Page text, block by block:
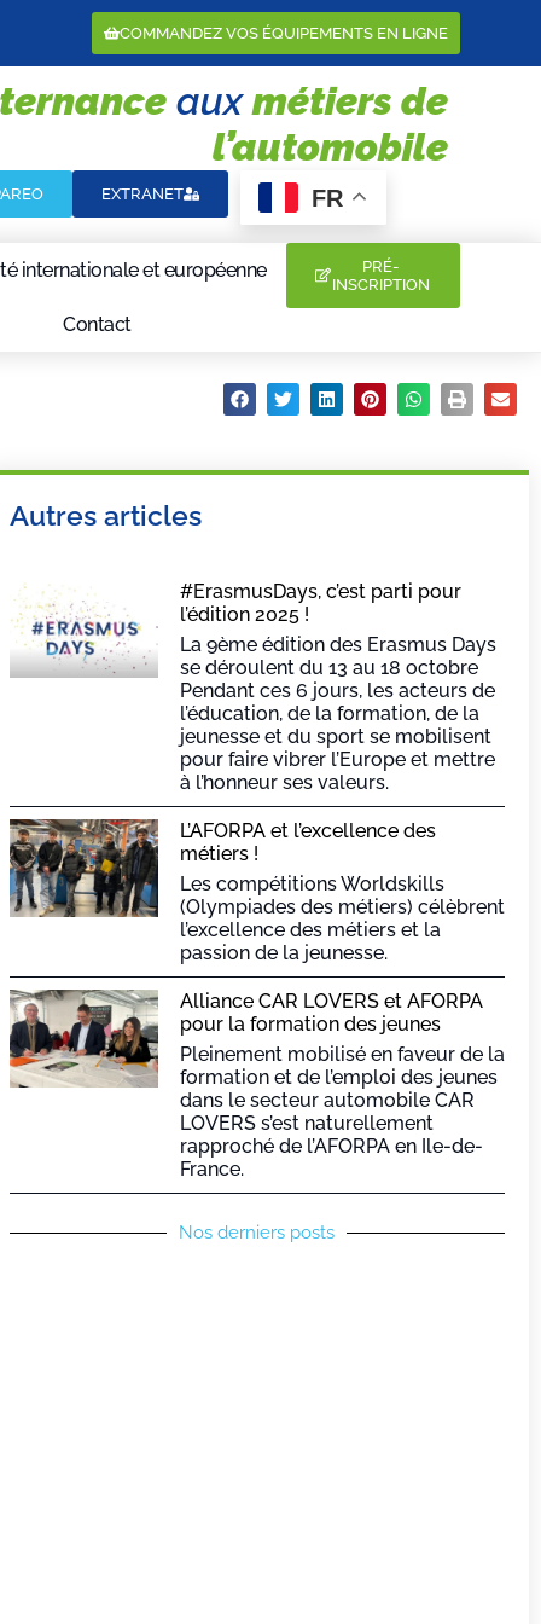
COMMANDEZ VOS ÉQUIPEMENTS EN LIGNE
auxmétiers de
l’automobile
EXTRANET FR
internationale et européenne
Contact
PRÉ-
INSCRIPTION
Autres articles
#ErasmusDays, c’est parti pour
l’édition 2025 !
La 9ème édition des Erasmus Days
se déroulent du 13 au 18 octobre
Pendant ces 6 jours, les acteurs de
l’éducation, de la formation, de la
jeunesse et du sport se mobilisent
pour faire vibrer l’Europe et mettre
à l’honneur ses valeurs.
L’AFORPA et l’excellence des
métiers !
Les compétitions Worldskills
(Olympiades des métiers) célèbrent
l’excellence des métiers et la
passion de la jeunesse.
Alliance CAR LOVERS et AFORPA
pour la formation des jeunes
Pleinement mobilisé en faveur de la
formation et de l’emploi des jeunes
dans le secteur automobile CAR
LOVERS s’est naturellement
rapproché de l’AFORPA en Ile-de-
France.
Nos derniers posts